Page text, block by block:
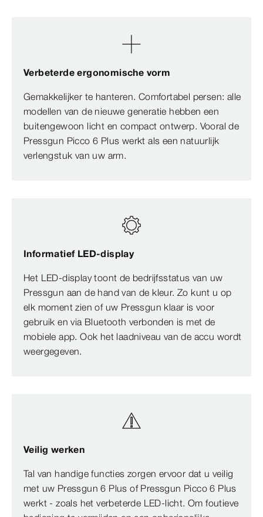
Verbeterde ergonomische vorm
Gemakkelijker te hanteren. Comfortabel persen: alle
modellen van de nieuwe generatie hebben een
buitengewoon licht en compact ontwerp. Vooral de
Pressgun Picco 6 Plus werkt als een natuurlijk
verlengstuk van uw arm.
Informatief LED-display
Het LED-display toont de bedrijfsstatus van uw
Pressgun aan de hand van de kleur. Zo kunt u op
elk moment zien of uw Pressgun klaar is voor
gebruik en via Bluetooth verbonden is met de
mobiele app. Ook het laadniveau van de accu wordt
weergegeven.
Veilig werken
Tal van handige functies zorgen ervoor dat u veilig
met uw Pressgun 6 Plus of Pressgun Picco 6 Plus
werkt - zoals het verbeterde LED-licht. Om foutieve